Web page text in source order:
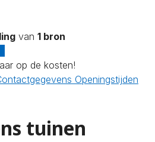
van 1 bron
op de kosten!
Openingstijden
tuinen